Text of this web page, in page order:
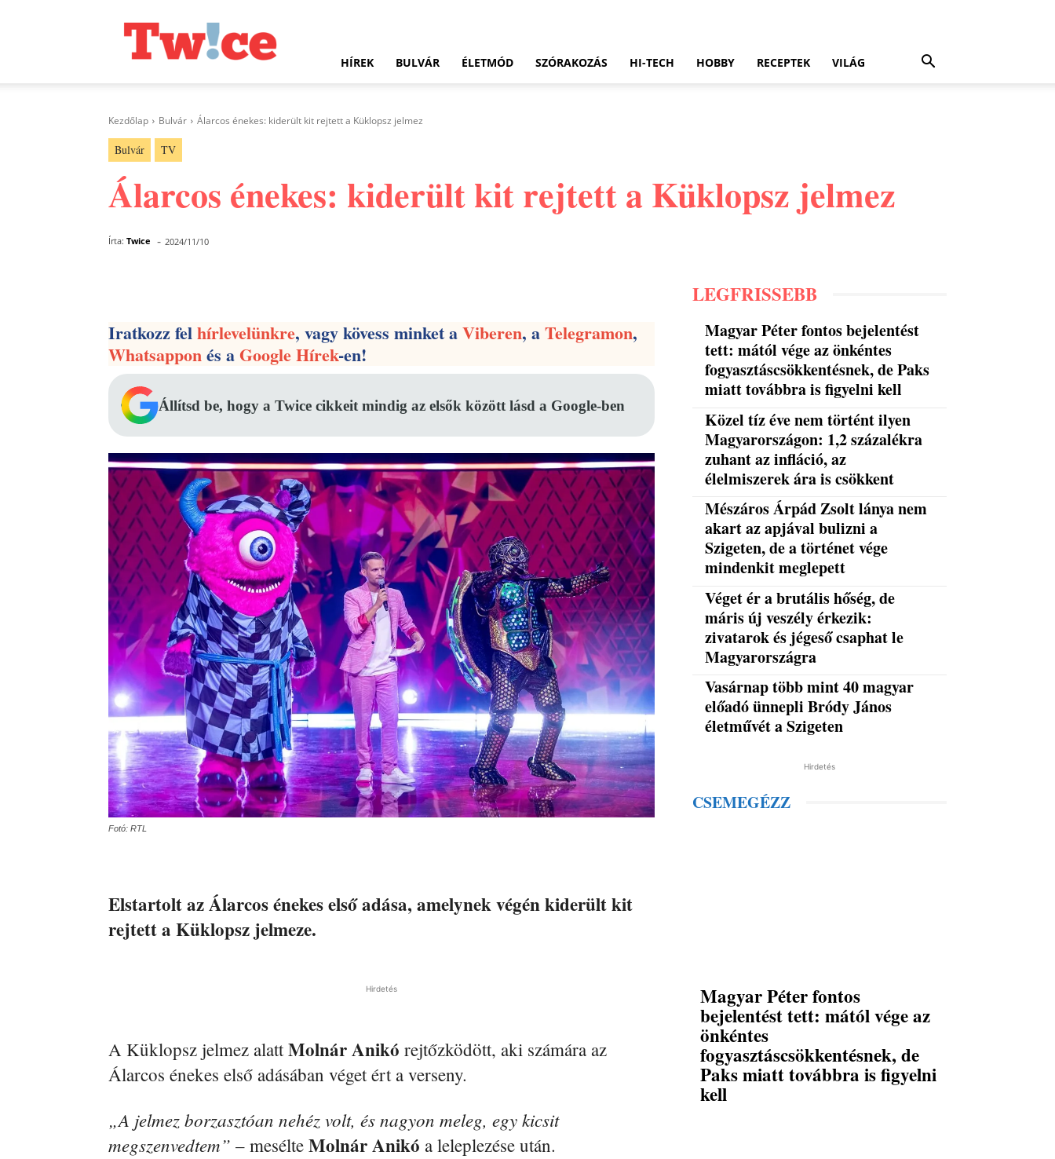
HÍREK BULVÁR ÉLETMÓD SZÓRAKOZÁS HI-TECH HOBBY RECEPTEK VILÁG
Kezdőlap Bulvár Álarcos énekes: kiderült kit rejtett a Küklopsz jelmez
Bulvár TV
Álarcos énekes: kiderült kit rejtett a Küklopsz jelmez
Írta: Twice - 2024/11/10
Iratkozz felhírlevelünkre, vagy kövess minket aViberen, aTelegramon,
Whatsapponés aGoogle Hírek-en!
Állítsd be, hogy a Twice cikkeit mindig az elsők között lásd a Google-ben
Fotó: RTL
Elstartolt az Álarcos énekes első adása, amelynek végén kiderült kit
rejtett a Küklopsz jelmeze.
Hirdetés
A Küklopsz jelmez alattMolnár Anikó rejtőzködött, aki számára az
Álarcos énekes első adásában véget ért a verseny.
„A jelmez borzasztóan nehéz volt, és nagyon meleg, egy kicsit
megszenvedtem” – mesélte Molnár Anikó a leleplezése után.
LEGFRISSEBB
Magyar Péter fontos bejelentést
tett: mától vége az önkéntes
fogyasztáscsökkentésnek, de Paks
miatt továbbra is figyelni kell
Közel tíz éve nem történt ilyen
Magyarországon: 1,2 százalékra
zuhant az infláció, az
élelmiszerek ára is csökkent
Mészáros Árpád Zsolt lánya nem
akart az apjával bulizni a
Szigeten, de a történet vége
mindenkit meglepett
Véget ér a brutális hőség, de
máris új veszély érkezik:
zivatarok és jégeső csaphat le
Magyarországra
Vasárnap több mint 40 magyar
előadó ünnepli Bródy János
életművét a Szigeten
Hirdetés
CSEMEGÉZZ
Magyar Péter fontos
bejelentést tett: mától vége az
önkéntes
fogyasztáscsökkentésnek, de
Paks miatt továbbra is figyelni
kell